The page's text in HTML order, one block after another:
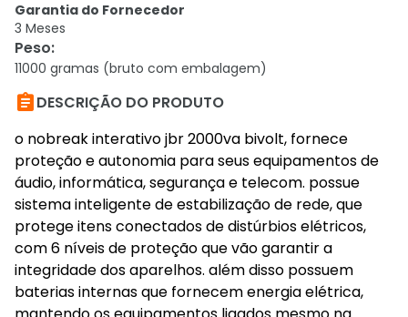
Garantia do Fornecedor
3 Meses
Peso:
11000 gramas (bruto com embalagem)
DESCRIÇÃO DO PRODUTO
o nobreak interativo jbr 2000va bivolt, fornece
proteção e autonomia para seus equipamentos de
áudio, informática, segurança e telecom. possue
sistema inteligente de estabilização de rede, que
protege itens conectados de distúrbios elétricos,
com 6 níveis de proteção que vão garantir a
integridade dos aparelhos. além disso possuem
baterias internas que fornecem energia elétrica,